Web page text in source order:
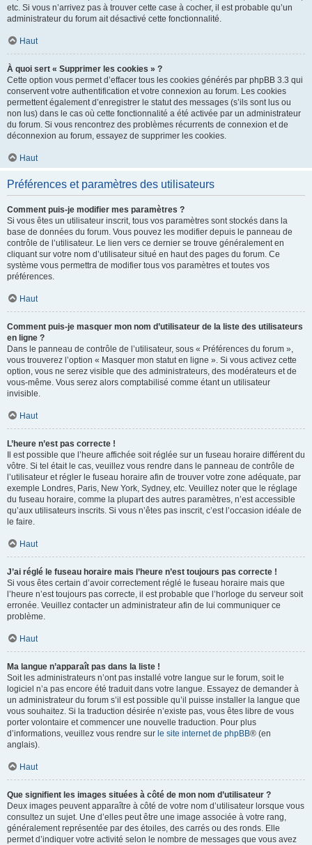
etc. Si vous n’arrivez pas à trouver cette case à cocher, il est probable qu’un
administrateur du forum ait désactivé cette fonctionnalité.
Haut
À quoi sert « Supprimer les cookies » ?
Cette option vous permet d’effacer tous les cookies générés par phpBB 3.3 qui
conservent votre authentification et votre connexion au forum. Les cookies
permettent également d’enregistrer le statut des messages (s’ils sont lus ou
non lus) dans le cas où cette fonctionnalité a été activée par un administrateur
du forum. Si vous rencontrez des problèmes récurrents de connexion et de
déconnexion au forum, essayez de supprimer les cookies.
Haut
Préférences et paramètres des utilisateurs
Comment puis-je modifier mes paramètres ?
Si vous êtes un utilisateur inscrit, tous vos paramètres sont stockés dans la
base de données du forum. Vous pouvez les modifier depuis le panneau de
contrôle de l’utilisateur. Le lien vers ce dernier se trouve généralement en
cliquant sur votre nom d’utilisateur situé en haut des pages du forum. Ce
système vous permettra de modifier tous vos paramètres et toutes vos
préférences.
Haut
Comment puis-je masquer mon nom d’utilisateur de la liste des utilisateurs
en ligne ?
Dans le panneau de contrôle de l’utilisateur, sous « Préférences du forum »,
vous trouverez l’option « Masquer mon statut en ligne ». Si vous activez cette
option, vous ne serez visible que des administrateurs, des modérateurs et de
vous-même. Vous serez alors comptabilisé comme étant un utilisateur
invisible.
Haut
L’heure n’est pas correcte !
Il est possible que l’heure affichée soit réglée sur un fuseau horaire différent du
vôtre. Si tel était le cas, veuillez vous rendre dans le panneau de contrôle de
l’utilisateur et régler le fuseau horaire afin de trouver votre zone adéquate, par
exemple Londres, Paris, New York, Sydney, etc. Veuillez noter que le réglage
du fuseau horaire, comme la plupart des autres paramètres, n’est accessible
qu’aux utilisateurs inscrits. Si vous n’êtes pas inscrit, c’est l’occasion idéale de
le faire.
Haut
J’ai réglé le fuseau horaire mais l’heure n’est toujours pas correcte !
Si vous êtes certain d’avoir correctement réglé le fuseau horaire mais que
l’heure n’est toujours pas correcte, il est probable que l’horloge du serveur soit
erronée. Veuillez contacter un administrateur afin de lui communiquer ce
problème.
Haut
Ma langue n’apparaît pas dans la liste !
Soit les administrateurs n’ont pas installé votre langue sur le forum, soit le
logiciel n’a pas encore été traduit dans votre langue. Essayez de demander à
un administrateur du forum s’il est possible qu’il puisse installer la langue que
vous souhaitez. Si la traduction désirée n’existe pas, vous êtes libre de vous
porter volontaire et commencer une nouvelle traduction. Pour plus
d’informations, veuillez vous rendre sur le site internet de phpBB® (en
anglais).
Haut
Que signifient les images situées à côté de mon nom d’utilisateur ?
Deux images peuvent apparaître à côté de votre nom d’utilisateur lorsque vous
consultez un sujet. Une d’elles peut être une image associée à votre rang,
généralement représentée par des étoiles, des carrés ou des ronds. Elle
permet d’indiquer votre activité selon le nombre de messages que vous avez